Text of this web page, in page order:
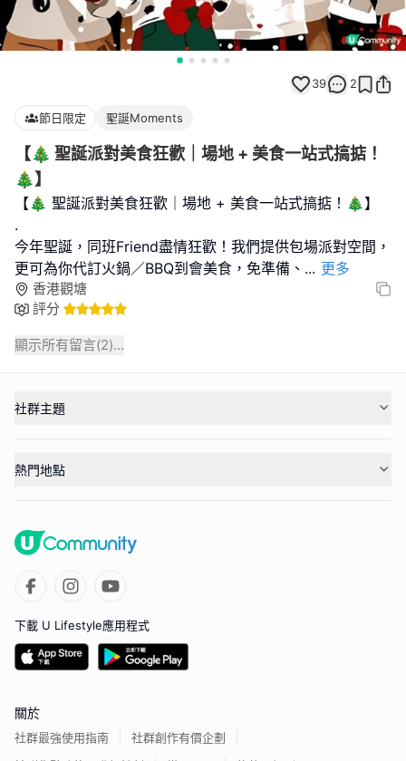
39 2
節日限定 聖誕Moments
【🎄 聖誕派對美食狂歡｜場地 + 美食一站式搞掂！
🎄】
【🎄 聖誕派對美食狂歡｜場地 + 美食一站式搞掂！🎄】
.
今年聖誕，同班Friend盡情狂歡！我們提供包場派對空間，
更可為你代訂火鍋／BBQ到會美食，免準備、 ... 更多
香港觀塘
評分
顯示所有留言(2)...
社群主題
熱門地點
下載 U Lifestyle應用程式
關於
社群最強使用指南
社群創作有價企劃